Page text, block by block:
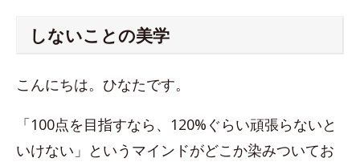
しないことの美学
こんにちは。ひなたです。
「100点を目指すなら、120%ぐらい頑張らないと
いけない」というマインドがどこか染みついてお